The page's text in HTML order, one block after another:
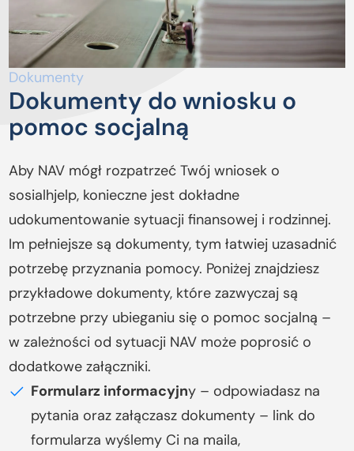
Dokumenty
Dokumenty do wniosku o
pomoc socjalną
Aby NAV mógł rozpatrzeć Twój wniosek o
sosialhjelp, konieczne jest dokładne
udokumentowanie sytuacji finansowej i rodzinnej.
Im pełniejsze są dokumenty, tym łatwiej uzasadnić
potrzebę przyznania pomocy. Poniżej znajdziesz
przykładowe dokumenty, które zazwyczaj są
potrzebne przy ubieganiu się o pomoc socjalną –
w zależności od sytuacji NAV może poprosić o
dodatkowe załączniki.
Formularz informacyjny – odpowiadasz na
pytania oraz załączasz dokumenty – link do
formularza wyślemy Ci na maila,